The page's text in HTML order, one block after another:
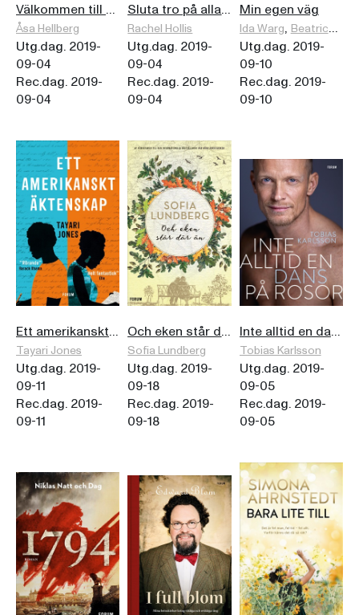
Välkommen till Flanagans
Åsa Hellberg
Utg.dag. 2019-
09-04
Rec.dag. 2019-
09-04
Sluta tro på alla lögner!
Rachel Hollis
Utg.dag. 2019-
09-04
Rec.dag. 2019-
09-04
Min egen väg
Ida Warg, Beatrice Birkeldh
Utg.dag. 2019-
09-10
Rec.dag. 2019-
09-10
Ett amerikanskt äktenskap
Tayari Jones
Utg.dag. 2019-
09-11
Rec.dag. 2019-
09-11
Och eken står där än
Sofia Lundberg
Utg.dag. 2019-
09-18
Rec.dag. 2019-
09-18
Inte alltid en dans på rosor
Tobias Karlsson
Utg.dag. 2019-
09-05
Rec.dag. 2019-
09-05